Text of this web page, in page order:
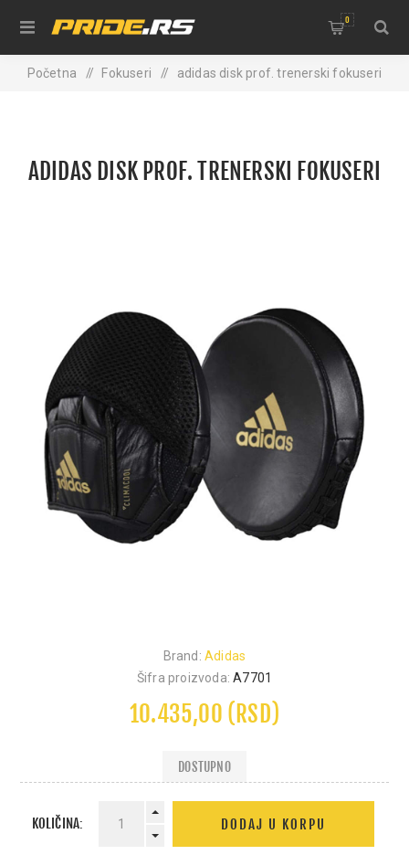
0
Početna / Fokuseri / adidas disk prof. trenerski fokuseri
ADIDAS DISK PROF. TRENERSKI FOKUSERI
Brand: Adidas
Šifra proizvoda: A7701
10.435,00 (RSD)
DOSTUPNO
KOLIČINA: